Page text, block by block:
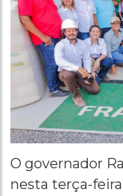
O governador
nesta terça-